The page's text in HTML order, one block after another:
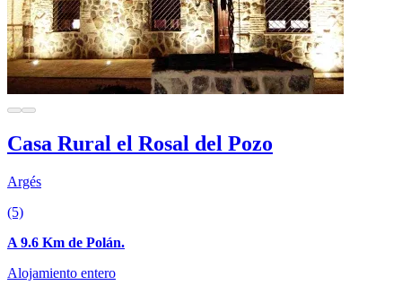
Casa Rural el Rosal del Pozo
Argés
(5)
A 9.6 Km de Polán.
Alojamiento entero